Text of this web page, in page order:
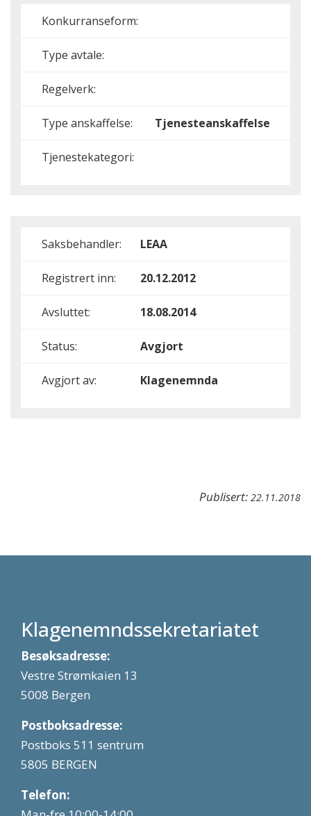
Konkurranseform:
Type avtale:
Regelverk:
Type anskaffelse: Tjenesteanskaffelse
Tjenestekategori:
Saksbehandler: LEAA
Registrert inn: 20.12.2012
Avsluttet: 18.08.2014
Status: Avgjort
Avgjort av: Klagenemnda
Publisert: 22.11.2018
Klagenemndssekretariatet
Besøksadresse:
Vestre Strømkaien 13
5008 Bergen
Postboksadresse:
Postboks 511 sentrum
5805 BERGEN
Telefon: